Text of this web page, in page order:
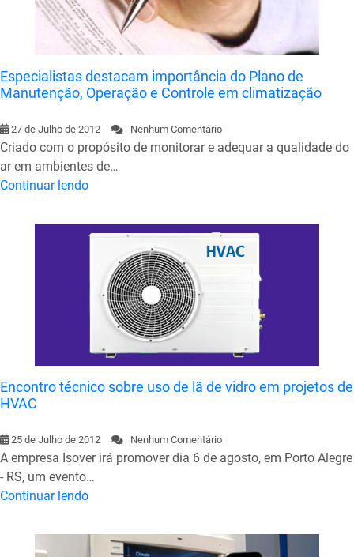
Especialistas destacam importância do Plano de
Manutenção, Operação e Controle em climatização
27 de Julho de 2012 Nenhum Comentário
Criado com o propósito de monitorar e adequar a qualidade do
ar em ambientes de…
Continuar lendo
Encontro técnico sobre uso de lã de vidro em projetos de
HVAC
25 de Julho de 2012 Nenhum Comentário
A empresa Isover irá promover dia 6 de agosto, em Porto Alegre
- RS, um evento…
Continuar lendo